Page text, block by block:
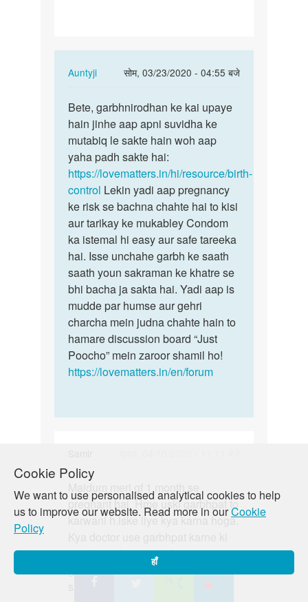
Cookie Policy
We want to use personalised analytical cookies to help
us to improve our website. Read more in ourCookie
Policy
हाँ
Auntyji
सोम, 03/23/2020 - 04:55 बजे
In
to
Garbnirodak
Goli
kese
le
aor…
by
Asheesh
Bete,
garbhnirodhan
ke
kai…
Bete, garbhnirodhan ke kai upaye
hain jinhe aap apni suvidha ke
mutabiq le sakte hain woh aap
yaha padh sakte hai:
https://lovematters.in/hi/resource/birth-
control Lekin yadi aap pregnancy
ke risk se bachna chahte hai to kisi
aur tarikay ke mukabley Condom
ka istemal hi easy aur safe tareeka
hai. Isse unchahe garbh ke saath
saath youn sakraman ke khatre se
bhi bacha ja sakta hai. Yadi aap is
mudde par humse aur gehri
charcha mein judna chahte hain to
hamare discussion board “Just
Poocho” mein zaroor shamil ho!
https://lovematters.in/en/forum
पर्मालिंक
month
Maidum meri gf 1 month se
pregnant hai. Hme uski garbhpat to
karwani h.iske liye kya karna hoga.
medicine denge .medicine se
garbhpat ho jata h. Puri details me